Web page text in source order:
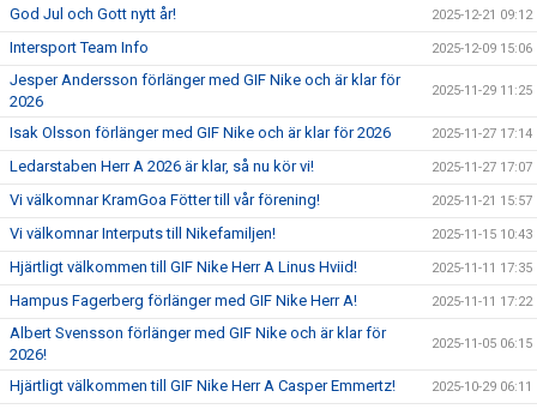
God Jul och Gott nytt år! 2025-12-21 09:12
Intersport Team Info 2025-12-09 15:06
Jesper Andersson förlänger med GIF Nike och är klar för
2026
2025-11-29 11:25
Isak Olsson förlänger med GIF Nike och är klar för 2026 2025-11-27 17:14
Ledarstaben Herr A 2026 är klar, så nu kör vi! 2025-11-27 17:07
Vi välkomnar KramGoa Fötter till vår förening! 2025-11-21 15:57
Vi välkomnar Interputs till Nikefamiljen! 2025-11-15 10:43
Hjärtligt välkommen till GIF Nike Herr A Linus Hviid! 2025-11-11 17:35
Hampus Fagerberg förlänger med GIF Nike Herr A! 2025-11-11 17:22
Albert Svensson förlänger med GIF Nike och är klar för
2026!
2025-11-05 06:15
Hjärtligt välkommen till GIF Nike Herr A Casper Emmertz! 2025-10-29 06:11